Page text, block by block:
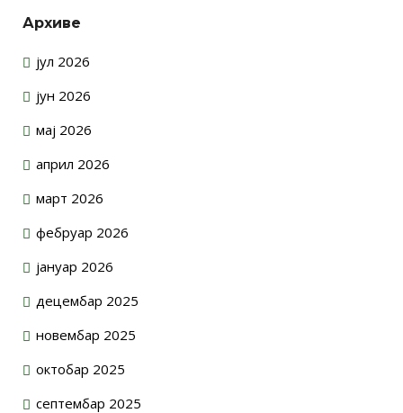
Архиве
јул 2026
јун 2026
мај 2026
април 2026
март 2026
фебруар 2026
јануар 2026
децембар 2025
новембар 2025
октобар 2025
септембар 2025